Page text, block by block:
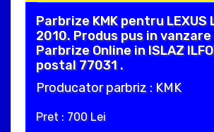
Parbrize KMK pentru LEXUS
2010. Produs pus in
Parbrize Online in ISLAZ
postal 77031 .
Producator parbriz : KMK
Pret : 700 Lei